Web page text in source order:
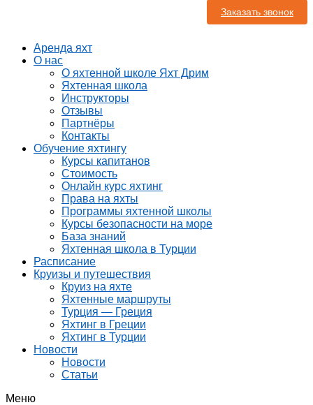
Заказать звонок
Аренда яхт
О нас
О яхтенной школе Яхт Дрим
Яхтенная школа
Инструкторы
Отзывы
Партнёры
Контакты
Обучение яхтингу
Курсы капитанов
Стоимость
Онлайн курс яхтинг
Права на яхты
Программы яхтенной школы
Курсы безопасности на море
База знаний
Яхтенная школа в Турции
Расписание
Круизы и путешествия
Круиз на яхте
Яхтенные маршруты
Турция — Греция
Яхтинг в Греции
Яхтинг в Турции
Новости
Новости
Статьи
Меню